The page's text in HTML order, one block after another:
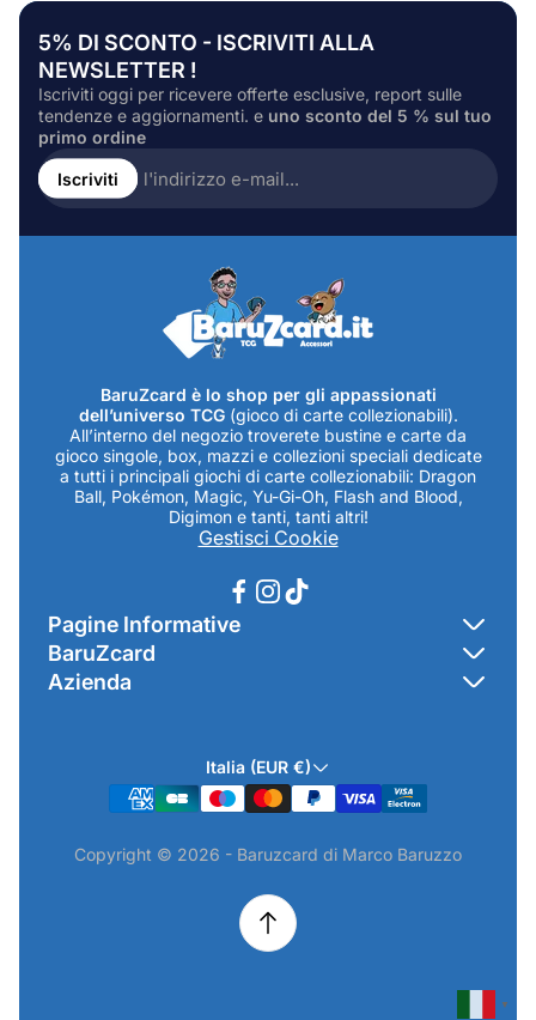
5% DI SCONTO - ISCRIVITI ALLA
NEWSLETTER !
Iscriviti oggi per ricevere offerte esclusive, report sulle
tendenze e aggiornamenti. e uno sconto del 5 % sul tuo
primo ordine
Inserire
l'indirizzo
e-
Iscriviti
BaruZcard è lo shop per gli appassionati
dell’universo TCG (gioco di carte collezionabili).
All’interno del negozio troverete bustine e carte da
gioco singole, box, mazzi e collezioni speciali dedicate
a tutti i principali giochi di carte collezionabili: Dragon
Ball, Pokémon, Magic, Yu-Gi-Oh, Flash and Blood,
Digimon e tanti, tanti altri!
Gestisci Cookie
Pagine Informative
Contatti
Termini & Condizioni
Informativa Prodotti ExtraEU
BaruZcard
Chi-sono
Scopri il Negozio Fisico !
Azienda
Indirizzo Negozio: Via Luigi Valentini 1a Traversa - SNC
19021 Arcola (SP)
P.IVA.: 01520250117
Telefono/Whatsapp: 3288853914
Italia (EUR €)
Copyright © 2026 - Baruzcard di Marco Baruzzo
▼